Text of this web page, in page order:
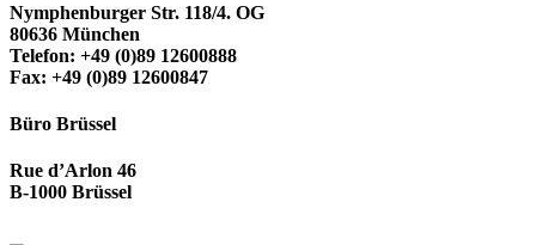
Nymphenburger Str. 118/4. OG
80636 München
Telefon: +49 (0)89 12600888
Fax: +49 (0)89 12600847
Büro Brüssel
Rue d’Arlon 46
B-1000 Brüssel